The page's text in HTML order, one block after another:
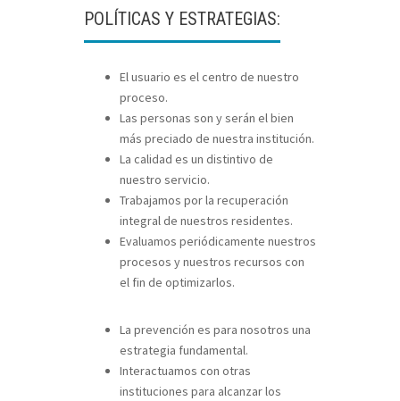
POLÍTICAS Y ESTRATEGIAS:
El usuario es el centro de nuestro
proceso.
Las personas son y serán el bien
más preciado de nuestra institución.
La calidad es un distintivo de
nuestro servicio.
Trabajamos por la recuperación
integral de nuestros residentes.
Evaluamos periódicamente nuestros
procesos y nuestros recursos con
el fin de optimizarlos.
La prevención es para nosotros una
estrategia fundamental.
Interactuamos con otras
instituciones para alcanzar los